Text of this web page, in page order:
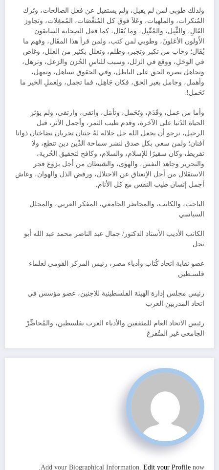
ولذلك طوبى لمن لم يقيل، ولم يستقيل عن فعل الصالحات، وتَرك
المُنكرات، والملهيات، وعَلاَ فوق كل المُنغِّصَات، المُمغِلات، وتجاوز
القَالِ، والقِّيِل، والمُقّيِل، وما يُقال، كما فعل الصحابة السابقون
الأَولون الأعَلونَ، وطوبي لمن كتب، ولمن قرأ هذا المقَال، وفهم ما
يُقَال؛ وخاب من تكبر وتجبر، وظلم، وتعلل بكثير من العلل، وغاص
في الوحَلِ، ووقع في الزلل، وسبب للناسِ الحُزن والزعل، وترهل،
وتجاهل نصرة الحق على الباطل، وفي الحقوق تساهل، وتمهل،
وأهمل، وجامل بغير الحق، فكان جَاهِل، فما تجمل، ولِعملِ الخير ما
تَحَمل!.
وأما من عمل، وقَدَمَ، وتَحَمل، وتأمَل، واتقي، وارتقى، ولم يؤثر
الحياة الدُنيا على الآخرة، وقدم طيب الثمر، وأجمل الأثر، قبل
الرحيل، نرجو أن يجعل الله جل جلاله لهُ جنتان تجريان نضاختان ذواتا
أفنان؛ ولمن سعى بكل صدق لنشر سماحة الدِّين دين تنطع، ولا
تفريط، وكان سقيرًا للإسلام، والسلام، وكافح لتحقيق الحُرية،
والتحرير وجاهد النفس، والهوى، والشيطان من أجل بزوغ فجر
الاستقلال من أجل الاِنعتاق عن الاحتلال، ورفض الذل والهوان، وعاش
أجمل إنسان طيب النفس مع كل الأنام.
الباحث، والكاتب، والمحاضر الجامعي، المفكر العربي، والمحلل
السياسي
الكاتب الأديب الأستاذ الدكتور/ جمال عبد الناصر محمد عبد الله أبو
نحل
عضو نقابة اتحاد كُتاب وأدباء مصر، رئيس المركز القومي لعلماء
فلسـطين
رئيس مجلس إدارة الهيئة الفلسطينية للاجئين، عضو مؤسس في
اتحاد المدربين العرب
رئيس الاتحاد العام للمثقفين والأدباء العرب بفلسطين، والمُحاضِّرْ
الجامعي غير المتُفرغ
Add your Biographical Information. Edit your Profile now.